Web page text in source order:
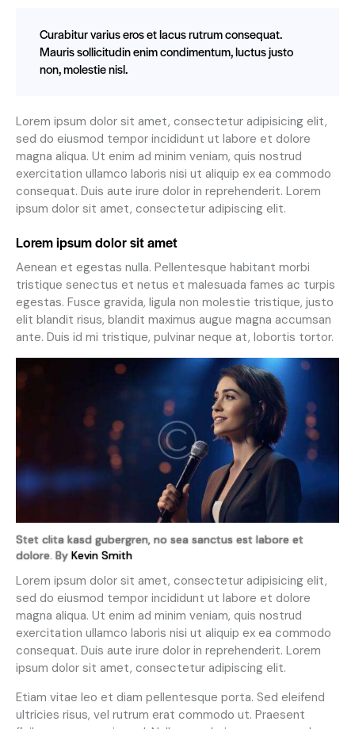
Curabitur varius eros et lacus rutrum consequat.
Mauris sollicitudin enim condimentum, luctus justo
non, molestie nisl.
Lorem ipsum dolor sit amet, consectetur adipisicing elit,
sed do eiusmod tempor incididunt ut labore et dolore
magna aliqua. Ut enim ad minim veniam, quis nostrud
exercitation ullamco laboris nisi ut aliquip ex ea commodo
consequat. Duis aute irure dolor in reprehenderit. Lorem
ipsum dolor sit amet, consectetur adipiscing elit.
Lorem ipsum dolor sit amet
Aenean et egestas nulla. Pellentesque habitant morbi
tristique senectus et netus et malesuada fames ac turpis
egestas. Fusce gravida, ligula non molestie tristique, justo
elit blandit risus, blandit maximus augue magna accumsan
ante. Duis id mi tristique, pulvinar neque at, lobortis tortor.
Stet clita kasd gubergren, no sea sanctus est labore et
dolore. By Kevin Smith
Lorem ipsum dolor sit amet, consectetur adipisicing elit,
sed do eiusmod tempor incididunt ut labore et dolore
magna aliqua. Ut enim ad minim veniam, quis nostrud
exercitation ullamco laboris nisi ut aliquip ex ea commodo
consequat. Duis aute irure dolor in reprehenderit. Lorem
ipsum dolor sit amet, consectetur adipiscing elit.
Etiam vitae leo et diam pellentesque porta. Sed eleifend
ultricies risus, vel rutrum erat commodo ut. Praesent